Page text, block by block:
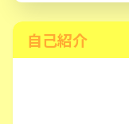
自己紹介